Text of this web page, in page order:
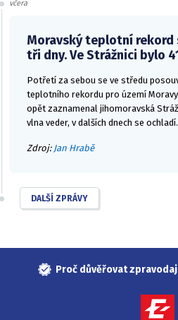
včera
Moravský teplotní
tři dny. Ve Strážnici bylo
Potřetí za sebou se ve středu
teplotního rekordu pro území
opět zaznamenal jihomoravská
vlna veder, v dalších dnech se ochladí.
Zdroj: Jan Hrabě
DALŠÍ ZPRÁVY
Proč důvěřovat